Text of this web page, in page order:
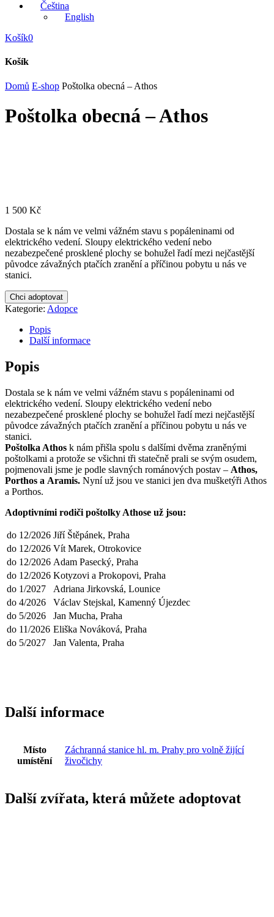
Čeština
English
Košík0
Košík
Domů E-shop Poštolka obecná – Athos
Poštolka obecná – Athos
1 500 Kč
Dostala se k nám ve velmi vážném stavu s popáleninami od
elektrického vedení. Sloupy elektrického vedení nebo
nezabezpečené prosklené plochy se bohužel řadí mezi nejčastější
původce závažných ptačích zranění a příčinou pobytu u nás ve
stanici.
Chci adoptovat
Kategorie: Adopce
Popis
Další informace
Popis
Dostala se k nám ve velmi vážném stavu s popáleninami od
elektrického vedení. Sloupy elektrického vedení nebo
nezabezpečené prosklené plochy se bohužel řadí mezi nejčastější
původce závažných ptačích zranění a příčinou pobytu u nás ve
stanici.
Poštolka Athos k nám přišla spolu s dalšími dvěma zraněnými
poštolkami a protože se všichni tři statečně prali se svým osudem,
pojmenovali jsme je podle slavných románových postav – Athos,
Porthos a Aramis. Nyní už jsou ve stanici jen dva mušketýři Athos
a Porthos.
Adoptivními rodiči poštolky Athose už jsou:
do 12/2026 Jiří Štěpánek, Praha
do 12/2026 Vít Marek, Otrokovice
do 12/2026 Adam Pasecký, Praha
do 12/2026 Kotyzovi a Prokopovi, Praha
do 1/2027
Adriana Jirkovská, Lounice
do 4/2026
Václav Stejskal, Kamenný Újezdec
do 5/2026
Jan Mucha, Praha
do 11/2026 Eliška Nováková, Praha
do 5/2027
Jan Valenta, Praha
Další informace
Místo
umístění
Záchranná stanice hl. m. Prahy pro volně žijící
živočichy
Další zvířata, která můžete adoptovat